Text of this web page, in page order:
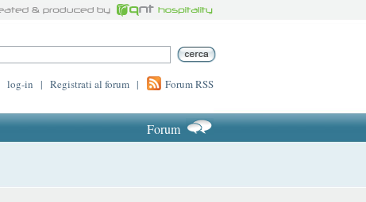
log-in | Registrati al forum | Forum RSS
Forum